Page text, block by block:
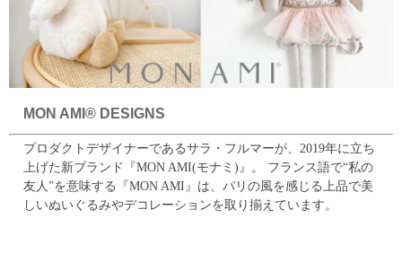
MON AMI® DESIGNS
プロダクトデザイナーであるサラ・フルマーが、2019年に立ち
上げた新ブランド『MON AMI(モナミ)』。
フランス語で“私の
友人”を意味する『MON AMI』は、パリの風を感じる上品で美
しいぬいぐるみやデコレーションを取り揃えています。